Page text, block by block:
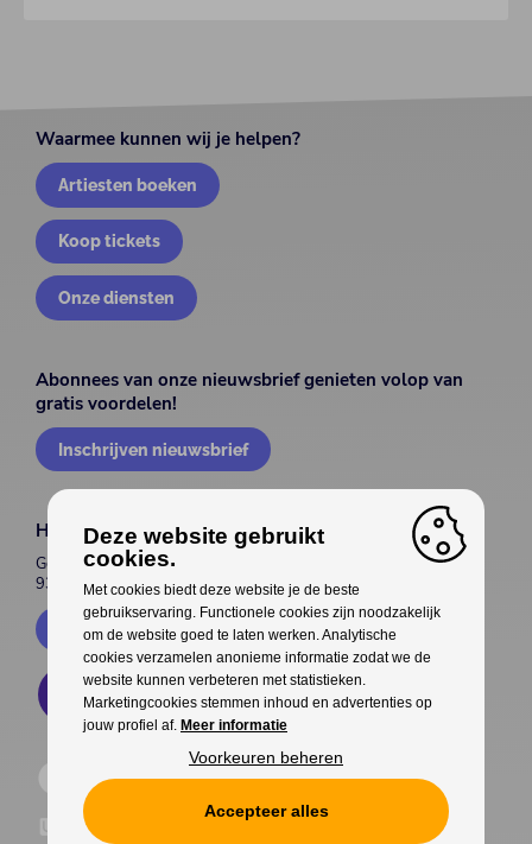
Waarmee kunnen wij je helpen?
Artiesten boeken
Koop tickets
Onze diensten
Abonnees van onze nieuwsbrief genieten volop van
gratis voordelen!
Inschrijven nieuwsbrief
House of Entertainment
Gentsesteenweg 514
9300 Aalst
Contacteer ons
Deze website gebruikt
cookies.
Met cookies biedt deze website je de beste
gebruikservaring. Functionele cookies zijn noodzakelijk
om de website goed te laten werken. Analytische
cookies verzamelen anonieme informatie zodat we de
website kunnen verbeteren met statistieken.
Marketingcookies stemmen inhoud en advertenties op
jouw profiel af. Meer informatie
Voorkeuren beheren
Accepteer alles